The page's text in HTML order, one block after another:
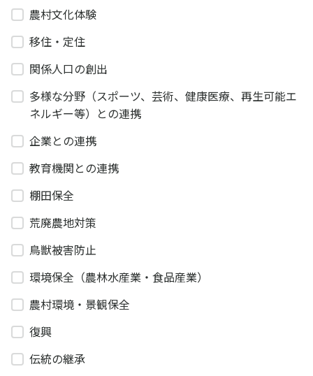
農村文化体験
移住・定住
関係人口の創出
多様な分野（スポーツ、芸術、健康医療、再生可能エ
ネルギー等）との連携
企業との連携
教育機関との連携
棚田保全
荒廃農地対策
鳥獣被害防止
環境保全（農林水産業・食品産業）
農村環境・景観保全
復興
伝統の継承